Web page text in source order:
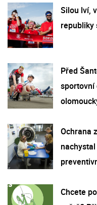
Silou lví,
republiky
Před
sportovní
Ochrana
Chcete